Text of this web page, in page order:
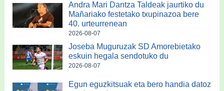
Andra Mari Dantza Taldeak jaurtiko du
Mañariako festetako txupinazoa bere
40. urteurrenean
2026-08-07
Joseba Muguruzak SD Amorebietako
eskuin hegala sendotuko du
2026-08-07
Egun eguzkitsuak eta bero handia datoz